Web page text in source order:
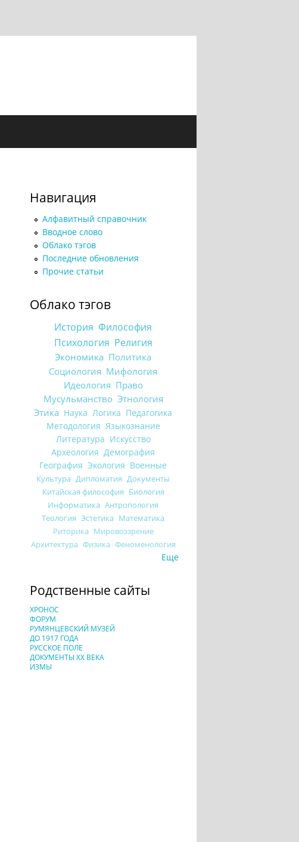
Навигация
Алфавитный справочник
Вводное слово
Облако тэгов
Последние обновления
Прочие статьи
Облако тэгов
История Философия
Психология Религия
Экономика Политика
Социология Мифология
Идеология Право
Мусульманство Этнология
Этика Наука Логика Педагогика
Методология Языкознание
Литература Искусство
Археология Демография
География Экология Военные
Культура Дипломатия Документы
Китайская философия Биология
Информатика Антропология
Теология Эстетика Математика
Риторика Мировоззрение
Архитектура Физика Феноменология
Еще
Родственные сайты
ХРОНОС
ФОРУМ
РУМЯНЦЕВСКИЙ МУЗЕЙ
ДО 1917 ГОДА
РУССКОЕ ПОЛЕ
ДОКУМЕНТЫ XX ВЕКА
ИЗМЫ